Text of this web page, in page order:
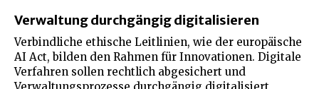
Verwaltung durchgängig digitalisieren
Verbindliche ethische Leitlinien, wie der europäische
AI Act, bilden den Rahmen für Innovationen. Digitale
Verfahren sollen rechtlich abgesichert und